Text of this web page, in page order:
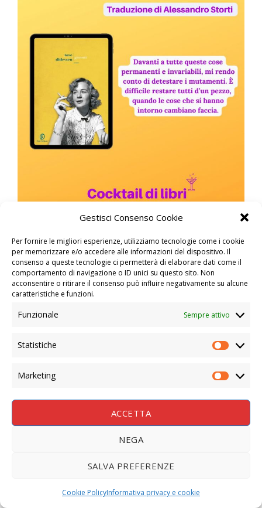
Gestisci Consenso Cookie
Per fornire le migliori esperienze, utilizziamo tecnologie come i cookie
per memorizzare e/o accedere alle informazioni del dispositivo. Il
consenso a queste tecnologie ci permetterà di elaborare dati come il
comportamento di navigazione o ID unici su questo sito. Non
acconsentire o ritirare il consenso può influire negativamente su alcune
caratteristiche e funzioni.
Funzionale Sempre attivo
Statistiche
Marketing
ACCETTA
NEGA
SALVA PREFERENZE
Cookie PolicyInformativa privacy e cookie